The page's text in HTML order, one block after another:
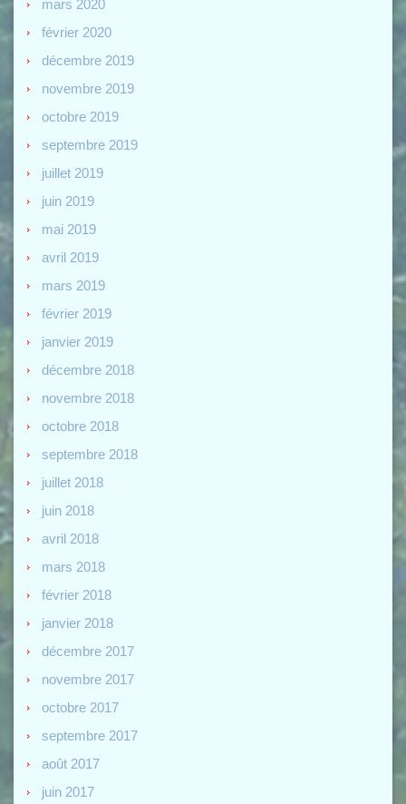
mars 2020
février 2020
décembre 2019
novembre 2019
octobre 2019
septembre 2019
juillet 2019
juin 2019
mai 2019
avril 2019
mars 2019
février 2019
janvier 2019
décembre 2018
novembre 2018
octobre 2018
septembre 2018
juillet 2018
juin 2018
avril 2018
mars 2018
février 2018
janvier 2018
décembre 2017
novembre 2017
octobre 2017
septembre 2017
août 2017
juin 2017